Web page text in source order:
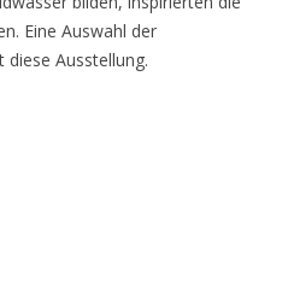
Eine Auswahl der
Ausstellung.